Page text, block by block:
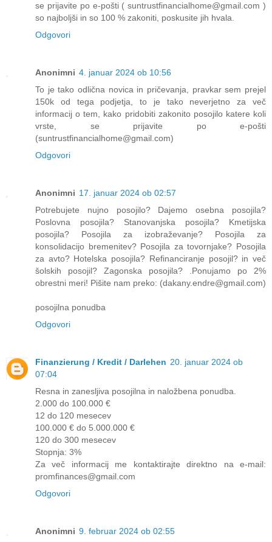
se prijavite po e-pošti ( suntrustfinancialhome@gmail.com )
so najboljši in so 100 % zakoniti, poskusite jih hvala.
Odgovori
Anonimni 4. januar 2024 ob 10:56
To je tako odlična novica in pričevanja, pravkar sem prejel
150k od tega podjetja, to je tako neverjetno za več
informacij o tem, kako pridobiti zakonito posojilo katere koli
vrste, se prijavite po e-pošti
(suntrustfinancialhome@gmail.com)
Odgovori
Anonimni 17. januar 2024 ob 02:57
Potrebujete nujno posojilo? Dajemo osebna posojila?
Poslovna posojila? Stanovanjska posojila? Kmetijska
posojila? Posojila za izobraževanje? Posojila za
konsolidacijo bremenitev? Posojila za tovornjake? Posojila
za avto? Hotelska posojila? Refinanciranje posojil? in več
šolskih posojil? Zagonska posojila? .Ponujamo po 2%
obrestni meri! Pišite nam preko: (dakany.endre@gmail.com)
posojilna ponudba
Odgovori
Finanzierung / Kredit / Darlehen 20. januar 2024 ob
07:04
Resna in zanesljiva posojilna in naložbena ponudba.
2.000 do 100.000 €
12 do 120 mesecev
100.000 € do 5.000.000 €
120 do 300 mesecev
Stopnja: 3%
Za več informacij me kontaktirajte direktno na e-mail:
promfinances@gmail.com
Odgovori
Anonimni 9. februar 2024 ob 02:55